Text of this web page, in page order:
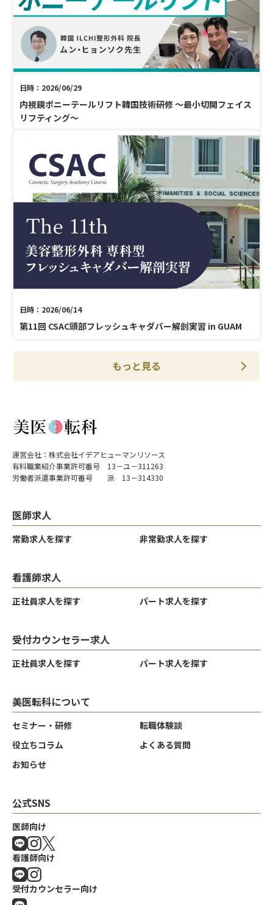
日時：2026/06/29
内視鏡ポニーテールリフト韓国技術研修 〜最小切開フェイス
リフティング〜
日時：2026/06/14
第11回 CSAC頭部フレッシュキャダバー解剖実習 in GUAM
もっと見る
運営会社：株式会社イデアヒューマンリソース
有料職業紹介事業許可番号 13－ユ－311263
労働者派遣事業許可番号 派 13－314330
医師求人
常勤求人を探す 非常勤求人を探す
看護師求人
正社員求人を探す パート求人を探す
受付カウンセラー求人
正社員求人を探す パート求人を探す
美医転科について
セミナー・研修
転職体験談
役立ちコラム
よくある質問
お知らせ
公式SNS
医師向け
看護師向け
受付カウンセラー向け